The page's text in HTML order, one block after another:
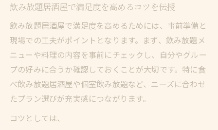
飲み放題居酒屋で満足度を高めるコツを伝授
飲み放題居酒屋で満足度を高めるためには、事前準備と
現場での工夫がポイントとなります。まず、飲み放題メ
ニューや料理の内容を事前にチェックし、自分やグルー
プの好みに合うか確認しておくことが大切です。特に食
べ飲み放題居酒屋や個室飲み放題など、ニーズに合わせ
たプラン選びが充実感につながります。
コツとしては、